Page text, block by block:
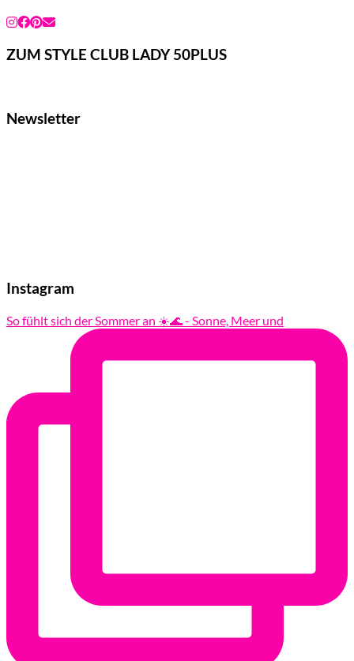
ZUM STYLE CLUB LADY 50PLUS
Newsletter
Instagram
So fühlt sich der Sommer an ☀️🌊 - Sonne, Meer und